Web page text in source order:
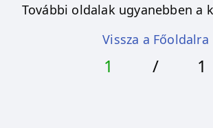
További oldalak ugyanebben a
Vissza a Főoldalra
1 / 1